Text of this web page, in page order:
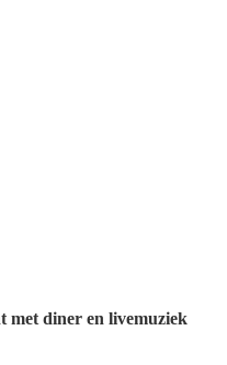
met diner en livemuziek